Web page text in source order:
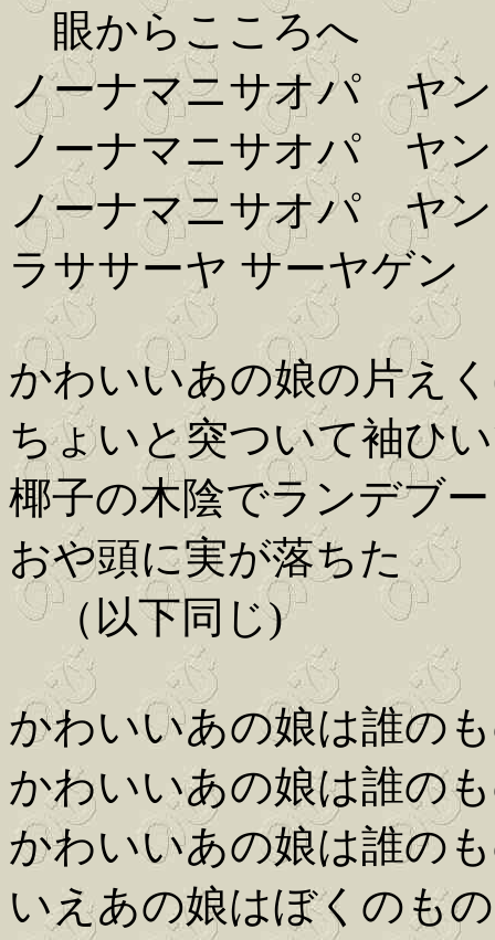
眼からこころへ
ノーナマニサオパ ヤ
ノーナマニサオパ ヤ
ノーナマニサオパ ヤ
ラササーヤ サーヤゲン
かわいいあの娘の片え
ちょいと突ついて袖ひ
椰子の木陰でランデブー
おや頭に実が落ちた
（以下同じ)
かわいいあの娘は誰の
かわいいあの娘は誰の
かわいいあの娘は誰の
いえあの娘はぼくのも